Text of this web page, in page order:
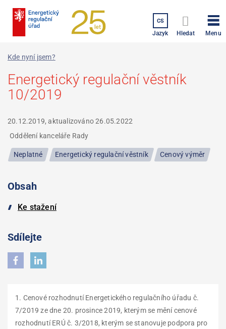
CS
Jazyk Hledat Menu
Kde nyní jsem?
Energetický regulační věstník
10/2019
20.12.2019, aktualizováno26.05.2022
Oddělení kanceláře Rady
Neplatné Energetický regulační věstník Cenový výměr
1. Cenové rozhodnutí Energetického regulačního úřadu č.
7/2019 ze dne 20. prosince 2019, kterým se mění cenové
rozhodnutí ERÚ č. 3/2018, kterým se stanovuje podpora pro
Obsah
Ke stažení
Sdílejte